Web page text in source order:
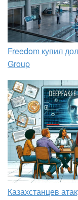
Freedom купил
Group
Казахстанцев